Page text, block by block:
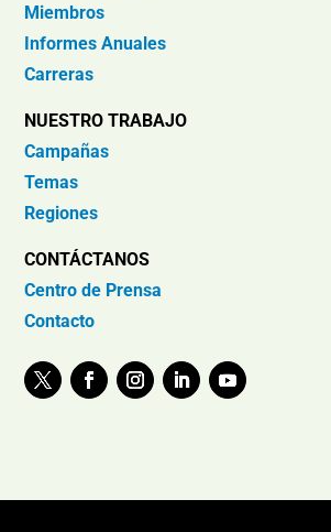
Miembros
Informes Anuales
Carreras
NUESTRO TRABAJO
Campañas
Temas
Regiones
CONTÁCTANOS
Centro de Prensa
Contacto